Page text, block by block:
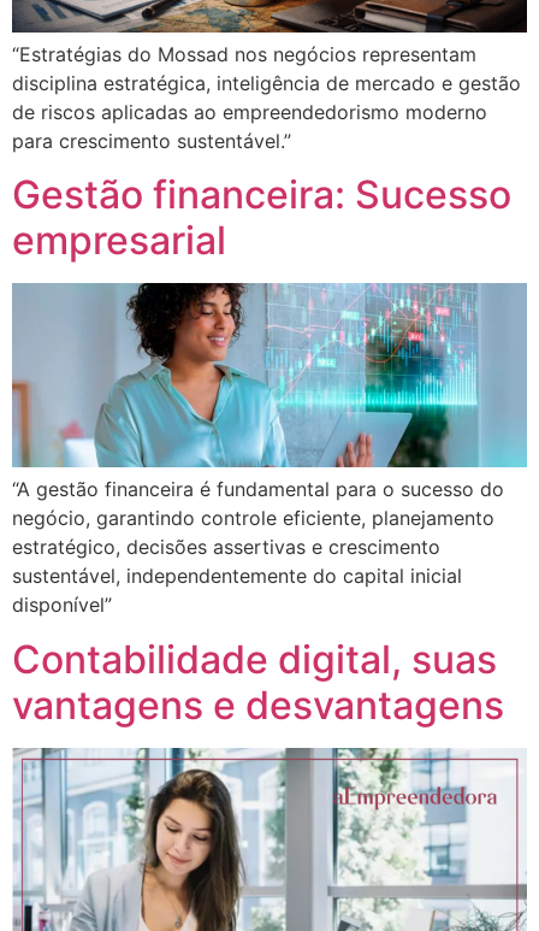
“Estratégias do Mossad nos negócios representam
disciplina estratégica, inteligência de mercado e gestão
de riscos aplicadas ao empreendedorismo moderno
para crescimento sustentável.”
Gestão financeira: Sucesso
empresarial
“A gestão financeira é fundamental para o sucesso do
negócio, garantindo controle eficiente, planejamento
estratégico, decisões assertivas e crescimento
sustentável, independentemente do capital inicial
disponível”
Contabilidade digital, suas
vantagens e desvantagens